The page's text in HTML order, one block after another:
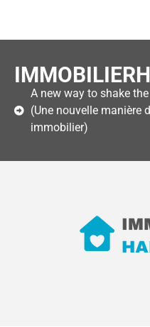
A new way to shake
(Une nouvelle manière
immobilier)